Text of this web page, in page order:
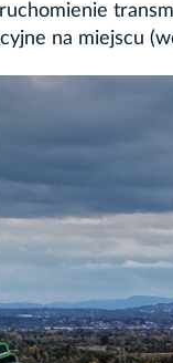
na miejscu